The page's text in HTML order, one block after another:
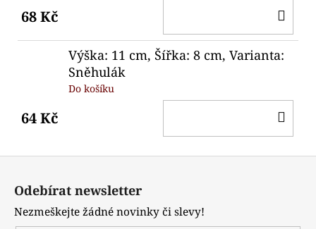
68 Kč
Výška: 11 cm, Šířka: 8 cm, Varianta:
Sněhulák
Do košíku
64 Kč
Z
Odebírat newsletter
Nezmeškejte žádné novinky či slevy!